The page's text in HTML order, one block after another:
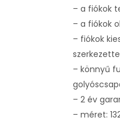
– a fiókok
– a fiókok
– fiókok
– könnyű
– 2 év
– méret: